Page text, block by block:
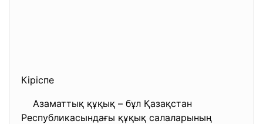
Кіріспе
Азаматтық құқық – бұл Қазақстан
Республикасындағы құқық салаларының